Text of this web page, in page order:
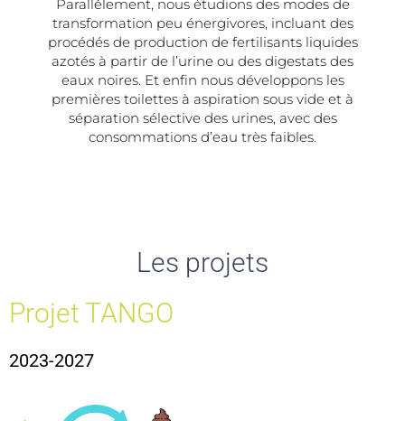
Parallèlement, nous étudions des modes de
transformation peu énergivores, incluant des
procédés de production de fertilisants liquides
azotés à partir de l’urine ou des digestats des
eaux noires. Et enfin nous développons les
premières toilettes à aspiration sous vide et à
séparation sélective des urines, avec des
consommations d’eau très faibles.
Les projets
Projet TANGO
2023-2027